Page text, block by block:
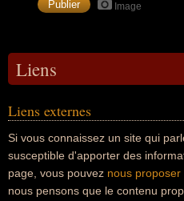
Image
Liens
Liens externes
Si vous connaissez un site qui
susceptible d'apporter des
page, vous pouvez nous proposer
nous pensons que le contenu